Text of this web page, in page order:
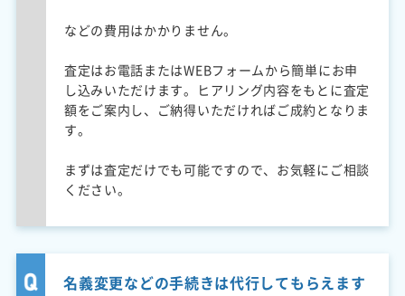
などの費用はかかりません。
査定はお電話またはWEBフォームから簡単にお申
し込みいただけます。ヒアリング内容をもとに査定
額をご案内し、ご納得いただければご成約となりま
す。
まずは査定だけでも可能ですので、お気軽にご相談
ください。
名義変更などの手続きは代行してもらえます